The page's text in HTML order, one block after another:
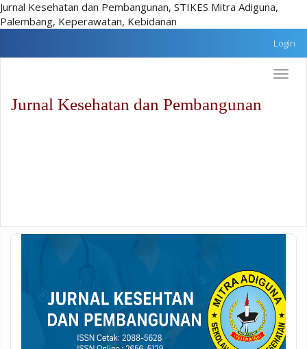
Jurnal Kesehatan dan Pembangunan, STIKES Mitra Adiguna,
Palembang, Keperawatan, Kebidanan
Navigasi
Login
Toggle
Jurnal Kesehatan dan Pembangunan